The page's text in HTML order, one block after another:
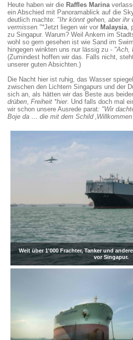
Heute haben wir die Raffles Marina
ein Abschied mit Panoramablick auf die
deutlich machte: "Ihr könnt gehen, aber ihr
vermissen."*Jetzt liegen wir vor Malaysia
zu Singapur. Warum? Weil Ankern im
wohl so gern gesehen ist wie Sand im
hingegen winkten uns nur lässig zu - "Ach,
(Zumindest hoffen wir das. Falls nicht,
unserer guten Absichten.)
Die Nacht hier ist ruhig, das Wasser
zwischen den Lichtern Singapurs und der
sich an, als hätten wir das Beste aus
drüben Freiheit *hier. Und falls doch mal
wir schon unsere Ausrede parat: "Wir
Boje da … die mit dem Schild
Weit über 1'000 Frachter, Tanker und
vor Singapur.